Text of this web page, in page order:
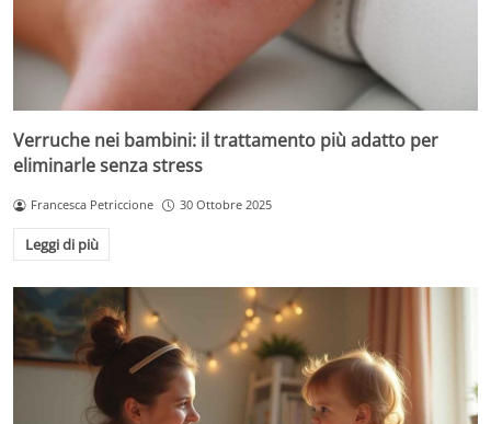
Verruche nei bambini: il trattamento più adatto per
eliminarle senza stress
Francesca Petriccione 30 Ottobre 2025
Leggi di più